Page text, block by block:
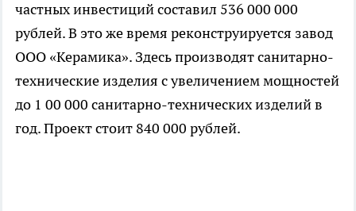
частных инвестиций составил 536 000 000
рублей. В это же время реконструируется завод
ООО «Керамика». Здесь производят санитарно-
технические изделия с увеличением мощностей
до 1 00 000 санитарно-технических изделий в
год. Проект стоит 840 000 рублей.